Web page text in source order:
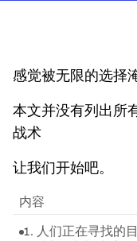
感觉被无限的选择
本文并没有列出所
战术
让我们开始吧。
内容
1. 人们正在寻找的